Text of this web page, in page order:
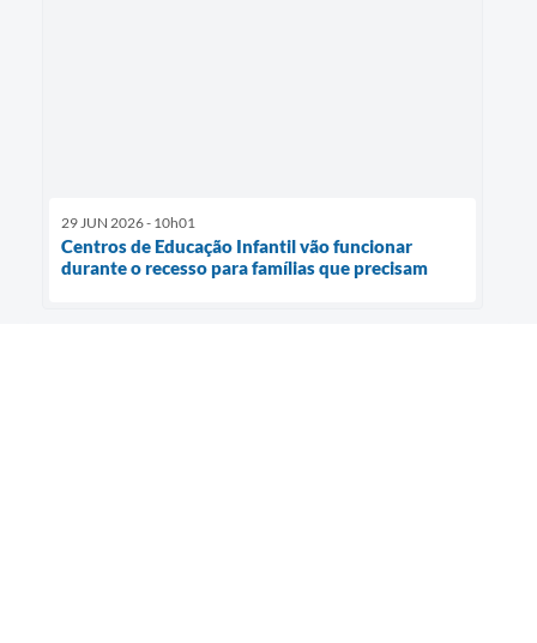
29 JUN 2026 - 10h01
Centros de Educação Infantil vão funcionar
durante o recesso para famílias que precisam